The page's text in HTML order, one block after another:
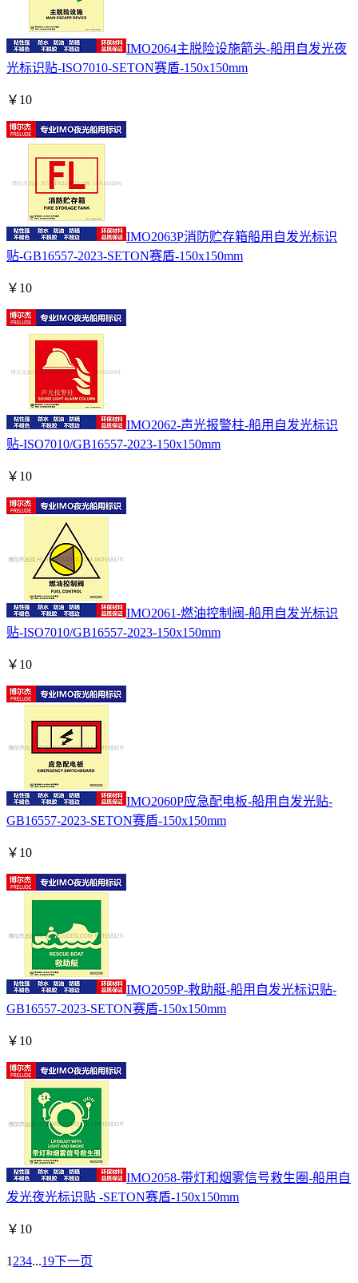
IMO2064主脱险设施箭头-船用自发光夜
光标识贴-ISO7010-SETON赛盾-150x150mm
￥ 10
IMO2063P消防贮存箱船用自发光标识
贴-GB16557-2023-SETON赛盾-150x150mm
￥ 10
IMO2062-声光报警柱-船用自发光标识
贴-ISO7010/GB16557-2023-150x150mm
￥ 10
IMO2061-燃油控制阀-船用自发光标识
贴-ISO7010/GB16557-2023-150x150mm
￥ 10
IMO2060P应急配电板-船用自发光贴-
GB16557-2023-SETON赛盾-150x150mm
￥ 10
IMO2059P-救助艇-船用自发光标识贴-
GB16557-2023-SETON赛盾-150x150mm
￥ 10
IMO2058-带灯和烟雾信号救生圈-船用自
发光夜光标识贴 -SETON赛盾-150x150mm
￥ 10
1 234...19下一页